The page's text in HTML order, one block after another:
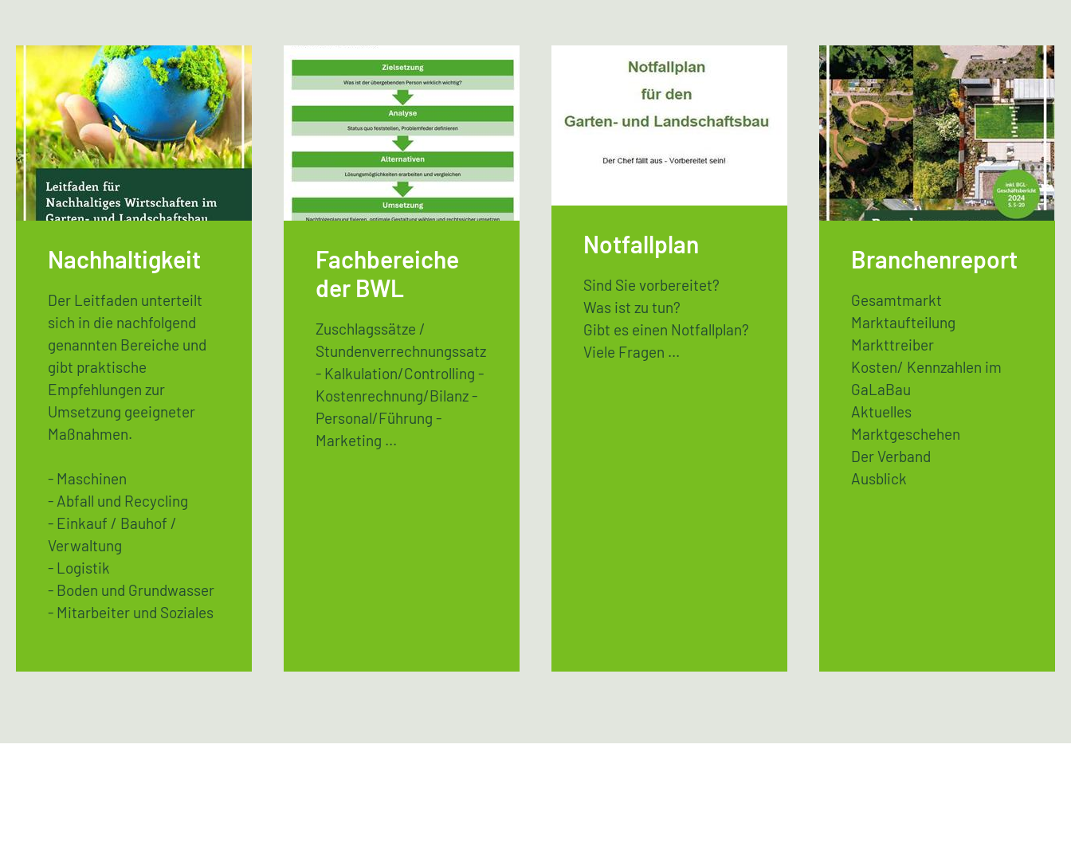
Nachhaltigkeit
Der Leitfaden unterteilt
sich in die nachfolgend
genannten Bereiche und
gibt praktische
Empfehlungen zur
Umsetzung geeigneter
Maßnahmen.
- Maschinen
- Abfall und Recycling
- Einkauf / Bauhof /
Verwaltung
- Logistik
- Boden und Grundwasser
- Mitarbeiter und Soziales
Fachbereiche
der BWL
Zuschlagssätze /
Stundenverrechnungssatz
- Kalkulation/Controlling -
Kostenrechnung/Bilanz -
Personal/Führung -
Marketing ...
Notfallplan
Sind Sie vorbereitet?
Was ist zu tun?
Gibt es einen Notfallplan?
Viele Fragen ...
Branchenreport
Gesamtmarkt
Marktaufteilung
Markttreiber
Kosten/ Kennzahlen im
GaLaBau
Aktuelles
Marktgeschehen
Der Verband
Ausblick